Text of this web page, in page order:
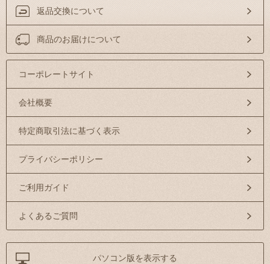
返品交換について
商品のお届けについて
コーポレートサイト
会社概要
特定商取引法に基づく表示
プライバシーポリシー
ご利用ガイド
よくあるご質問
パソコン版を表示する